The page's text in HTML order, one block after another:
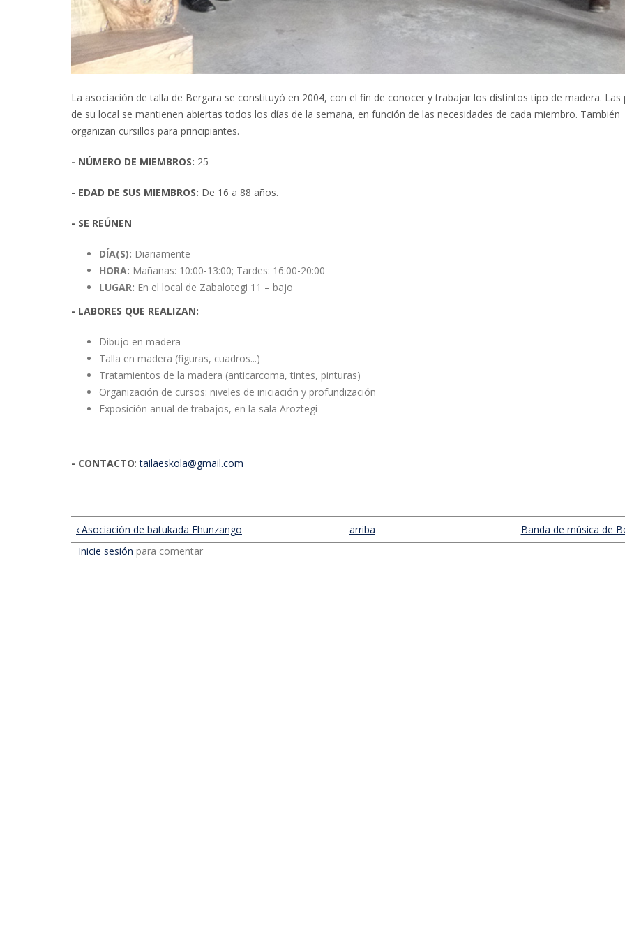
La asociación de talla de Bergara se constituyó en 2004, con el fin de conocer y trabajar los distintos tipo de madera. Las
de su local se mantienen abiertas todos los días de la semana, en función de las necesidades de cada miembro. También
organizan cursillos para principiantes.
- NÚMERO DE MIEMBROS: 25
- EDAD DE SUS MIEMBROS: De 16 a 88 años.
- SE REÚNEN
DÍA(S): Diariamente
HORA: Mañanas: 10:00-13:00; Tardes: 16:00-20:00
LUGAR: En el local de Zabalotegi 11 – bajo
- LABORES QUE REALIZAN:
Dibujo en madera
Talla en madera (figuras, cuadros...)
Tratamientos de la madera (anticarcoma, tintes, pinturas)
Organización de cursos: niveles de iniciación y profundización
Exposición anual de trabajos, en la sala Aroztegi
- CONTACTO:tailaeskola@gmail.com
‹ Asociación de batukada Ehunzango arriba
Banda de música de
Inicie sesión para comentar